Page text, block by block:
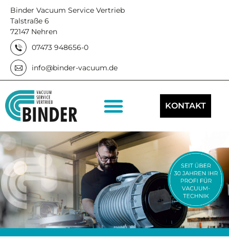
Binder Vacuum Service Vertrieb
Talstraße 6
72147 Nehren
07473 948656-0
info@binder-vacuum.de
KONTAKT